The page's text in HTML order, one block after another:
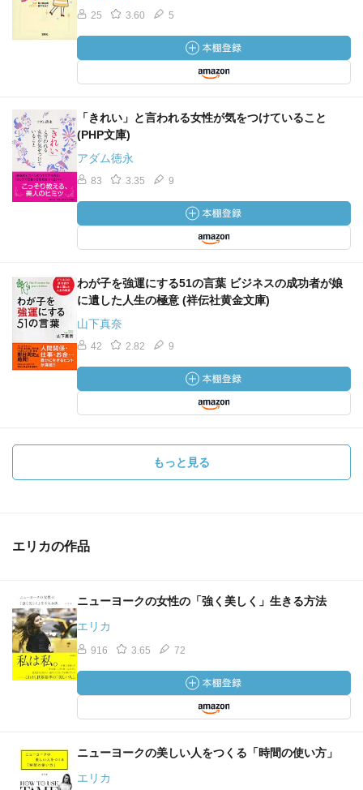
25 3.60 5
「きれい」と言われる女性が気をつけていること
(PHP文庫)
アダム徳永
83 3.35 9
わが子を強運にする51の言葉 ビジネスの成功者が娘
に遺した人生の極意 (祥伝社黄金文庫)
山下真奈
42 2.82 9
もっと見る
エリカの作品
ニューヨークの女性の「強く美しく」生きる方法
エリカ
916 3.65 72
ニューヨークの美しい人をつくる「時間の使い方」
エリカ